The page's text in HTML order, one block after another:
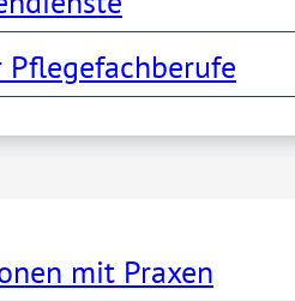
mit Praxen